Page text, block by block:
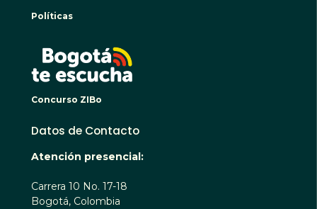
Políticas
Concurso ZIBo
Datos de Contacto
Atención presencial:
Carrera 10 No. 17-18
Bogotá, Colombia